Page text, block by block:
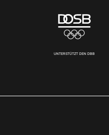
UNTERSTÜTZT DEN DBB